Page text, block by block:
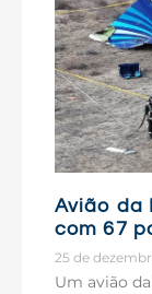
Avião da
com 67
25 de
Um avião